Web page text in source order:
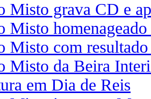
Misto grava CD e
Misto
Misto com
Misto da Beira
em Dia de Reis